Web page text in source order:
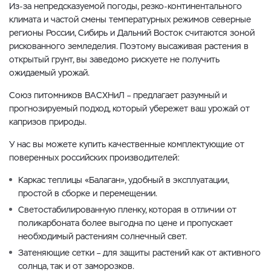
Из-за непредсказуемой погоды, резко-континентального
климата и частой смены температурных режимов северные
регионы России, Сибирь и Дальний Восток считаются зоной
рискованного земледелия. Поэтому высаживая растения в
открытый грунт, вы заведомо рискуете не получить
ожидаемый урожай.
Союз питомников ВАСХНиЛ – предлагает разумный и
прогнозируемый подход, который убережет ваш урожай от
капризов природы.
У нас вы можете купить качественные комплектующие от
поверенных российских производителей:
Каркас теплицы «Балаган», удобный в эксплуатации,
простой в сборке и перемещении.
Светостабилированную пленку, которая в отличии от
поликарбоната более выгодна по цене и пропускает
необходимый растениям солнечный свет.
Затеняющие сетки – для защиты растений как от активного
солнца, так и от заморозков.